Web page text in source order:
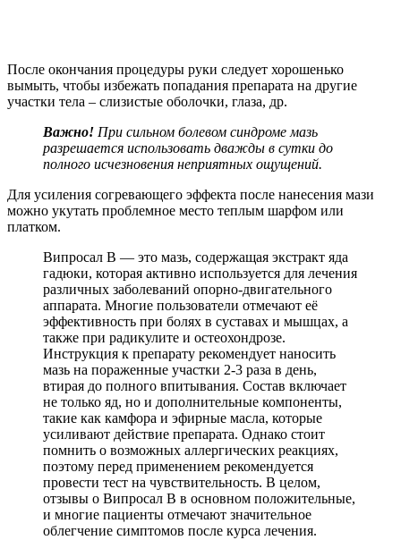
После окончания процедуры руки следует хорошенько
вымыть, чтобы избежать попадания препарата на другие
участки тела – слизистые оболочки, глаза, др.
Важно! При сильном болевом синдроме мазь
разрешается использовать дважды в сутки до
полного исчезновения неприятных ощущений.
Для усиления согревающего эффекта после нанесения мази
можно укутать проблемное место теплым шарфом или
платком.
Випросал В — это мазь, содержащая экстракт яда
гадюки, которая активно используется для лечения
различных заболеваний опорно-двигательного
аппарата. Многие пользователи отмечают её
эффективность при болях в суставах и мышцах, а
также при радикулите и остеохондрозе.
Инструкция к препарату рекомендует наносить
мазь на пораженные участки 2-3 раза в день,
втирая до полного впитывания. Состав включает
не только яд, но и дополнительные компоненты,
такие как камфора и эфирные масла, которые
усиливают действие препарата. Однако стоит
помнить о возможных аллергических реакциях,
поэтому перед применением рекомендуется
провести тест на чувствительность. В целом,
отзывы о Випросал В в основном положительные,
и многие пациенты отмечают значительное
облегчение симптомов после курса лечения.